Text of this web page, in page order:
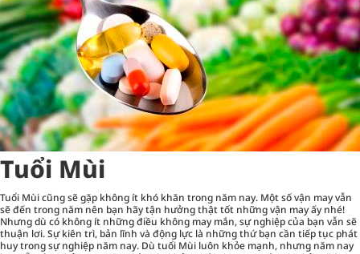
Tuổi Mùi
Tuổi Mùi cũng sẽ gặp không ít khó khăn trong năm nay. Một số vận may vẫn
sẽ đến trong năm nên bạn hãy tận hưởng thật tốt những vận may ấy nhé!
Nhưng dù có không ít những điều không may mắn, sự nghiệp của bạn vẫn sẽ
thuận lơi. Sự kiên trì, bản lĩnh và động lực là những thứ bạn cần tiếp tục phát
huy trong sự nghiệp năm nay. Dù tuổi Mùi luôn khỏe mạnh, nhưng năm nay